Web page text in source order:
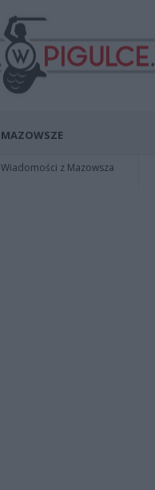
MAZOWSZE
Wiadomości z Mazowsza